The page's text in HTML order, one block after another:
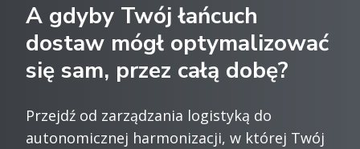
A gdyby Twój łańcuch
dostaw mógł optymalizować
się sam, przez całą dobę?
Przejdź od zarządzania logistyką do
autonomicznej harmonizacji, w której Twój